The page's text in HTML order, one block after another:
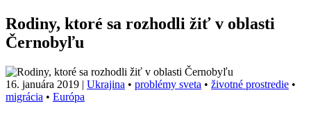
Rodiny, ktoré sa rozhodli žiť v oblasti
Černobyľu
16. januára 2019 | Ukrajina • problémy sveta • životné prostredie •
migrácia • Európa